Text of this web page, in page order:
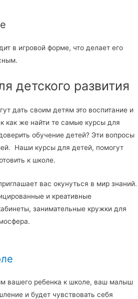
в игровой форме, что делает его
детского развития
дать своим детям это воспитание и
как же найти те самые курсы для
обучение детей? Эти вопросы
Наши курсы для детей, помогут
к школе.
вас окунуться в мир знаний.
и креативные
занимательные кружки для
вашего ребенка к школе, ваш малыш
и будет чувствовать себя